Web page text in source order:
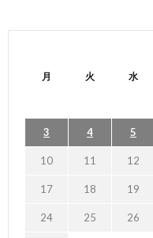
月 火 水
3 4 5
10 11 12
17 18 19
24 25 26